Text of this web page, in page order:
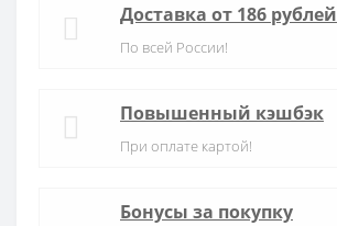
Доставка от 186 рублей
По всей России!
Повышенный кэшбэк
При оплате картой!
Бонусы за покупку